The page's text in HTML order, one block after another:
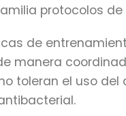
protocolos
de
manera
toleran el uso